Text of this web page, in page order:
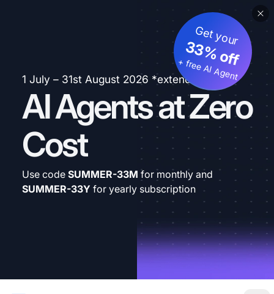
1 July – 31st August 2026 *extended
AI Agents at Zero
Cost
Get your
33% off
+ free AI Agent
Use code SUMMER-33M for monthly and
SUMMER-33Y for yearly subscription